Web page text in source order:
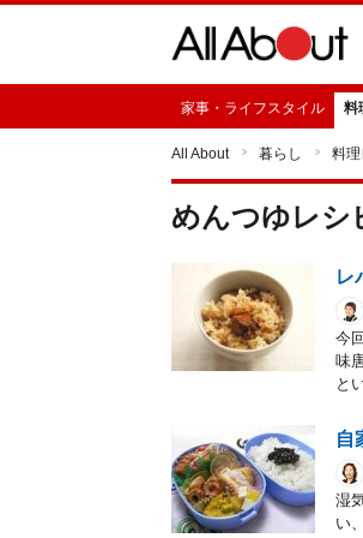
家事・ライフスタイル 料
All About 暮らし 料
めんつゆレシ
レ
今
味
と
自
湿
い